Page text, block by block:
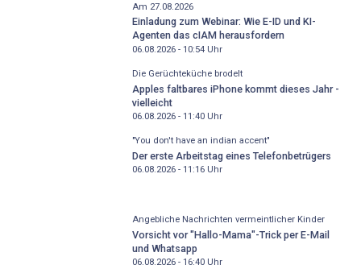
Am 27.08.2026
Einladung zum Webinar: Wie E-ID und KI-
Agenten das cIAM herausfordern
06.08.2026 - 10:54Uhr
Die Gerüchteküche brodelt
Apples faltbares iPhone kommt dieses Jahr -
vielleicht
06.08.2026 - 11:40Uhr
"You don't have an indian accent"
Der erste Arbeitstag eines Telefonbetrügers
06.08.2026 - 11:16Uhr
Angebliche Nachrichten vermeintlicher Kinder
Vorsicht vor "Hallo-Mama"-Trick per E-Mail
und Whatsapp
06.08.2026 - 16:40Uhr